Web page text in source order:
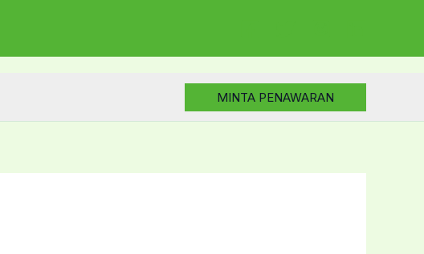
MINTA PENAWARAN